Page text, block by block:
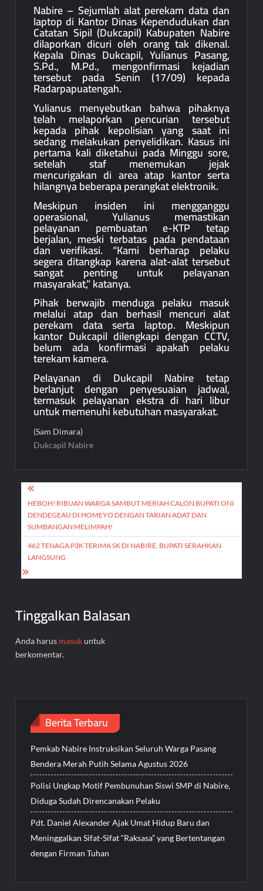
Nabire – Sejumlah alat perekam data dan
laptop di Kantor Dinas Kependudukan dan
Catatan Sipil (Dukcapil) Kabupaten Nabire
dilaporkan dicuri oleh orang tak dikenal.
Kepala Dinas Dukcapil, Yulianus Pasang,
S.Pd., M.Pd., mengonfirmasi kejadian
tersebut pada Senin (17/09) kepada
Radarpapuatengah.
Yulianus menyebutkan bahwa pihaknya
telah melaporkan pencurian tersebut
kepada pihak kepolisian yang saat ini
sedang melakukan penyelidikan. Kasus ini
pertama kali diketahui pada Minggu sore,
setelah staf menemukan jejak
mencurigakan di area atap kantor serta
hilangnya beberapa perangkat elektronik.
Meskipun insiden ini mengganggu
operasional, Yulianus memastikan
pelayanan pembuatan e-KTP tetap
berjalan, meski terbatas pada pendataan
dan verifikasi. “Kami berharap pelaku
segera ditangkap karena alat-alat tersebut
sangat penting untuk pelayanan
masyarakat,” katanya.
Pihak berwajib menduga pelaku masuk
melalui atap dan berhasil mencuri alat
perekam data serta laptop. Meskipun
kantor Dukcapil dilengkapi dengan CCTV,
belum ada konfirmasi apakah pelaku
terekam kamera.
Pelayanan di Dukcapil Nabire tetap
berlanjut dengan penyesuaian jadwal,
termasuk pelayanan ekstra di hari libur
untuk memenuhi kebutuhan masyarakat.
(Sam Dimara)
Dukcapil Nabire
Navigasi
pos
HEBOH! RIBUAN WARGA SAMBUT MERIAH CALON BUPATI ONI
DENDEGEAU DI HOMEYO DENGAN TARIAN ADAT DAN
SUMBANGAN MELIMPAH!
462 TENAGA P3K TERIMA SK DI NABIRE, BUPATI SERAHKAN
LANGSUNG
Tinggalkan Balasan
Anda harus masukuntuk
berkomentar.
Berita Terbaru
Pemkab Nabire Instruksikan Seluruh Warga Pasang
Bendera Merah Putih Selama Agustus 2026
Polisi Ungkap Motif Pembunuhan Siswi SMP di Nabire,
Diduga Sudah Direncanakan Pelaku
Pdt. Daniel Alexander Ajak Umat Hidup Baru dan
Meninggalkan Sifat-Sifat “Raksasa” yang Bertentangan
dengan Firman Tuhan